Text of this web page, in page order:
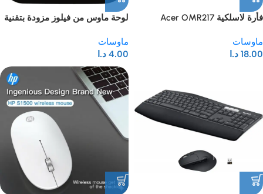
فأرة لاسلكية Acer OMR217
ماوسات
18.00 د.ا
لوحة ماوس من فيلوز مزودة بتقنية
وقاعدة مانعة للانزلاق، 9 × 8، أسود
ماوسات
4.00 د.ا